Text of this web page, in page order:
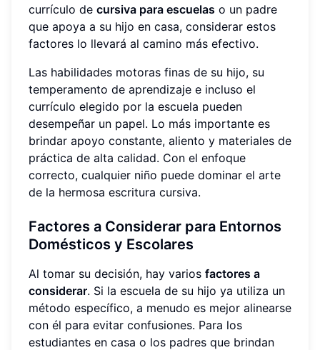
currículo de cursiva para escuelas o un padre
que apoya a su hijo en casa, considerar estos
factores lo llevará al camino más efectivo.
Las habilidades motoras finas de su hijo, su
temperamento de aprendizaje e incluso el
currículo elegido por la escuela pueden
desempeñar un papel. Lo más importante es
brindar apoyo constante, aliento y materiales de
práctica de alta calidad. Con el enfoque
correcto, cualquier niño puede dominar el arte
de la hermosa escritura cursiva.
Factores a Considerar para Entornos
Domésticos y Escolares
Al tomar su decisión, hay varios factores a
considerar. Si la escuela de su hijo ya utiliza un
método específico, a menudo es mejor alinearse
con él para evitar confusiones. Para los
estudiantes en casa o los padres que brindan